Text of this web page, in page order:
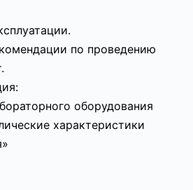
по проведению
оборудования
характеристики